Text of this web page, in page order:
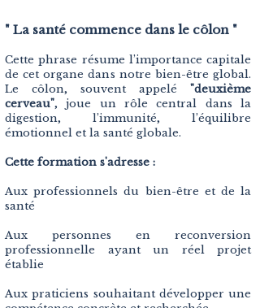
" La santé commence dans le côlon "
Cette phrase résume l’importance capitale
de cet organe dans notre bien-être global.
Le côlon, souvent appelé "deuxième
cerveau", joue un rôle central dans la
digestion, l’immunité, l’équilibre
émotionnel et la santé globale.
Cette formation s'adresse :
Aux professionnels du bien-être et de la
santé
Aux personnes en reconversion
professionnelle ayant un réel projet
établie
Aux praticiens souhaitant développer une